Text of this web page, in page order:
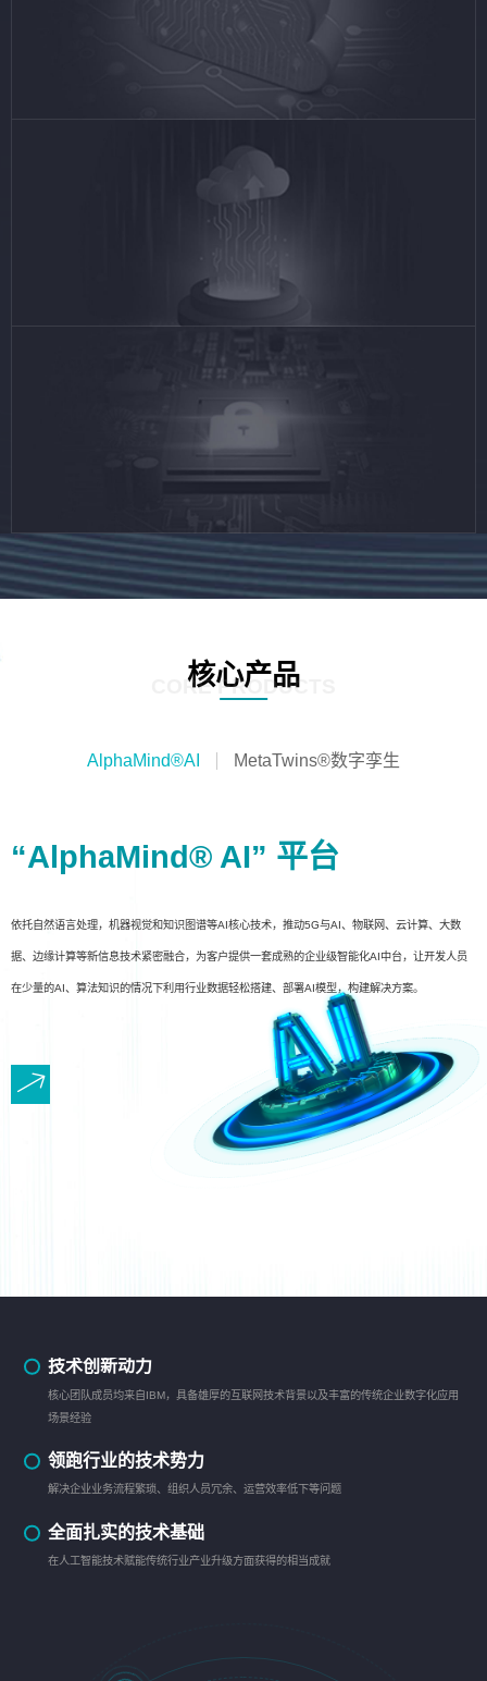
核心产品
CORE PRODUCTS
AlphaMind®AI MetaTwins®数字孪生
“AlphaMind® AI” 平台
依托自然语言处理，机器视觉和知识图谱等AI核心技术，推动5G与AI、物联网、云计算、大数
据、边缘计算等新信息技术紧密融合，为客户提供一套成熟的企业级智能化AI中台，让开发人员
在少量的AI、算法知识的情况下利用行业数据轻松搭建、部署AI模型，构建解决方案。
技术创新动力
核心团队成员均来自IBM，具备雄厚的互联网技术背景以及丰富的传统企业数字化应用
场景经验
领跑行业的技术势力
解决企业业务流程繁琐、组织人员冗余、运营效率低下等问题
全面扎实的技术基础
在人工智能技术赋能传统行业产业升级方面获得的相当成就